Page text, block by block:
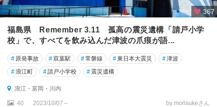
367
福島県 Remember 3.11 孤高の震災遺構「請戸小学
校」で、すべてを飲み込んだ津波の爪痕が語...
# 原発事故 #双葉駅 #常磐線 #東日本大震災 #津波
#浪江町 #請戸小学校 # 震災遺構
浪江・富岡・川内
40 2023/10/07～ by morisukeさん